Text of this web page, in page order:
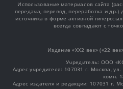
Использование материалов сайта
передача, перевод, переработка и др.)
источника в форме активной
всегда совпадают с
Издание «XX2 век» («22
Учредитель: OOO
Адрес учредителя: 107031 г. Москва,
комн.
Адрес издателя и редакции: 107031 г.